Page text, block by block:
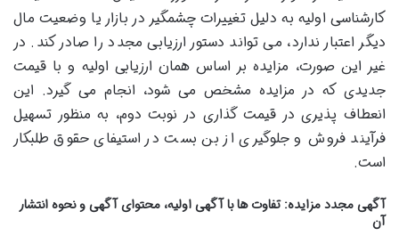
کارشناسی اولیه به دلیل تغییرات چشمگیر در بازار یا وضعیت مال
دیگر اعتبار ندارد، می تواند دستور ارزیابی مجدد را صادر کند. در
غیر این صورت، مزایده بر اساس همان ارزیابی اولیه و با قیمت
جدیدی که در مزایده مشخص می شود، انجام می گیرد. این
انعطاف پذیری در قیمت گذاری در نوبت دوم، به منظور تسهیل
فرآیند فروش و جلوگیری از بن بست در استیفای حقوق طلبکار
است.
آگهی مجدد مزایده: تفاوت ها با آگهی اولیه، محتوای آگهی و نحوه انتشار
آن